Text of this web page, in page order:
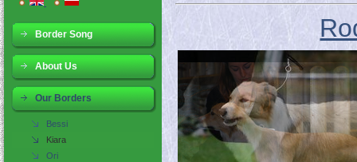
Border Song
About Us
Our Borders
Bessi
Kiara
Ori